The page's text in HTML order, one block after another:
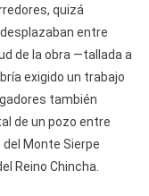
quizá
entre
de la obra —tallada a
exigido un trabajo
también
de un pozo entre
del Monte Sierpe
Reino Chincha.